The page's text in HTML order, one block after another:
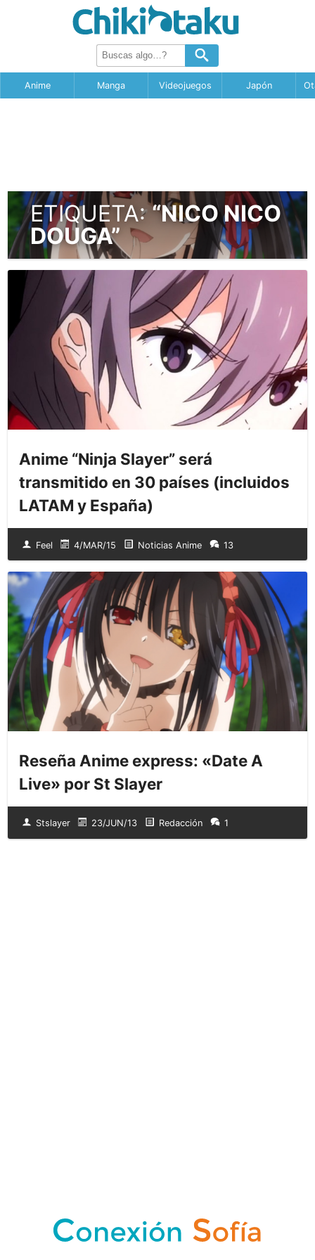
Anime Manga Videojuegos Japón
ETIQUETA:“NICO NICO
DOUGA”
Anime “Ninja Slayer” será
transmitido en 30 países (incluidos
LATAM y España)
Feel 4/MAR/15 Noticias Anime 13
Reseña Anime express: «Date A
Live» por St Slayer
Stslayer 23/JUN/13 Redacción 1